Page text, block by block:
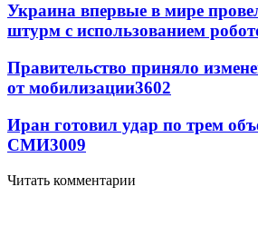
Украина впервые в мире
штурм с использованием
Правительство приняло
от мобилизации3602
Иран готовил удар по трем
СМИ3009
Читать комментарии